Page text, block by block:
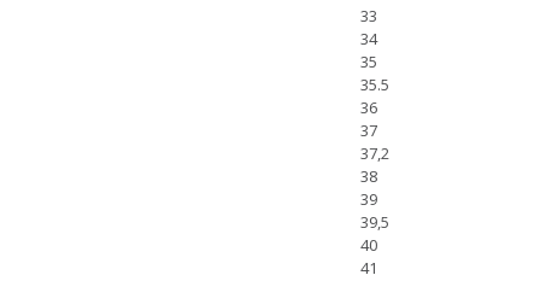
33
34
35
35.5
36
37
37,2
38
39
39,5
40
41